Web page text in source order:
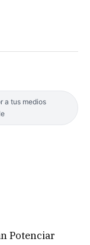
a tus medios
Potenciar